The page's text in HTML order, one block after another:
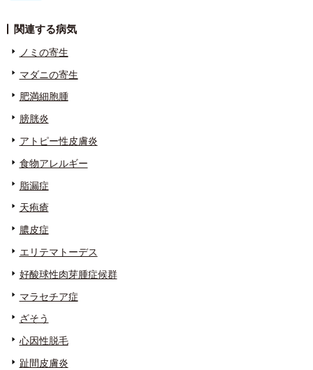
関連する病気
ノミの寄生
マダニの寄生
肥満細胞腫
膀胱炎
アトピー性皮膚炎
食物アレルギー
脂漏症
天疱瘡
膿皮症
エリテマトーデス
好酸球性肉芽腫症候群
マラセチア症
ざそう
心因性脱毛
趾間皮膚炎